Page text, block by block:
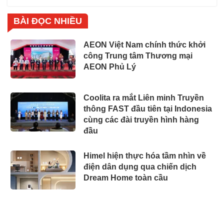
BÀI ĐỌC NHIỀU
AEON Việt Nam chính thức khởi
công Trung tâm Thương mại
AEON Phủ Lý
Coolita ra mắt Liên minh Truyền
thông FAST đầu tiên tại Indonesia
cùng các đài truyền hình hàng
đầu
Himel hiện thực hóa tầm nhìn về
điện dân dụng qua chiến dịch
Dream Home toàn cầu